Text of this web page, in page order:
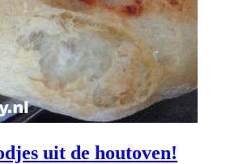
uit de houtoven!